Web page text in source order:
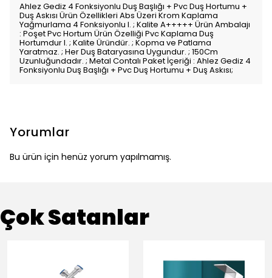
Ahlez Gediz 4 Fonksiyonlu Duş Başlığı + Pvc Duş Hortumu +
Duş Askısı Ürün Özellikleri Abs Üzeri Krom Kaplama
Yağmurlama 4 Fonksiyonlu I. ; Kalite A+++++ Ürün Ambalajı
: Poşet Pvc Hortum Ürün Özelliği Pvc Kaplama Duş
Hortumdur I. ; Kalite Üründür. ; Kopma ve Patlama
Yaratmaz. ; Her Duş Bataryasına Uygundur. ; 150Cm
Uzunluğundadır. ; Metal Contalı Paket İçeriği : Ahlez Gediz 4
Fonksiyonlu Duş Başlığı + Pvc Duş Hortumu + Duş Askısı;
Yorumlar
Bu ürün için henüz yorum yapılmamış.
Çok Satanlar